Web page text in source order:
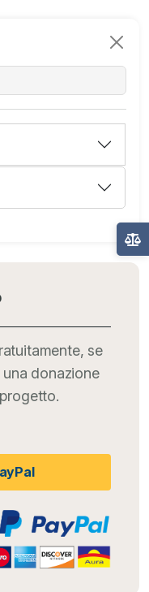
se
donazione